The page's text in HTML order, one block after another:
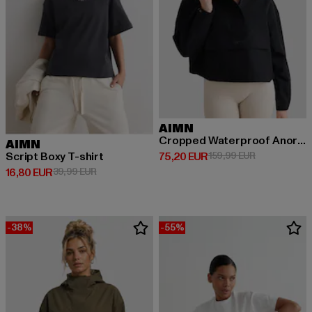
AIMN
Script Boxy T-shirt
16,80 EUR
Derzeitiger Preis: 16,80 EUR
39,99 EURAktionspreis: 39,99 EUR
AIMN
Cropped Waterproof Anorak
75,20 EUR
Derzeitiger Preis: 75,20 EUR
159,99 EURAktionspreis:
-38% -55%